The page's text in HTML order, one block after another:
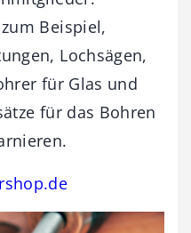
Beispiel,
Lochsägen,
für Glas und
für das Bohren